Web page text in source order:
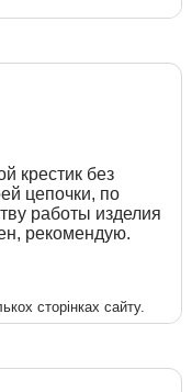
крестик без
цепочки, по
работы изделия
рекомендую.
сторінках сайту.